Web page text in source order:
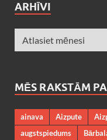
ARHĪVI
MĒS RAKSTĀM
ainava Aizpute
augstspiedums